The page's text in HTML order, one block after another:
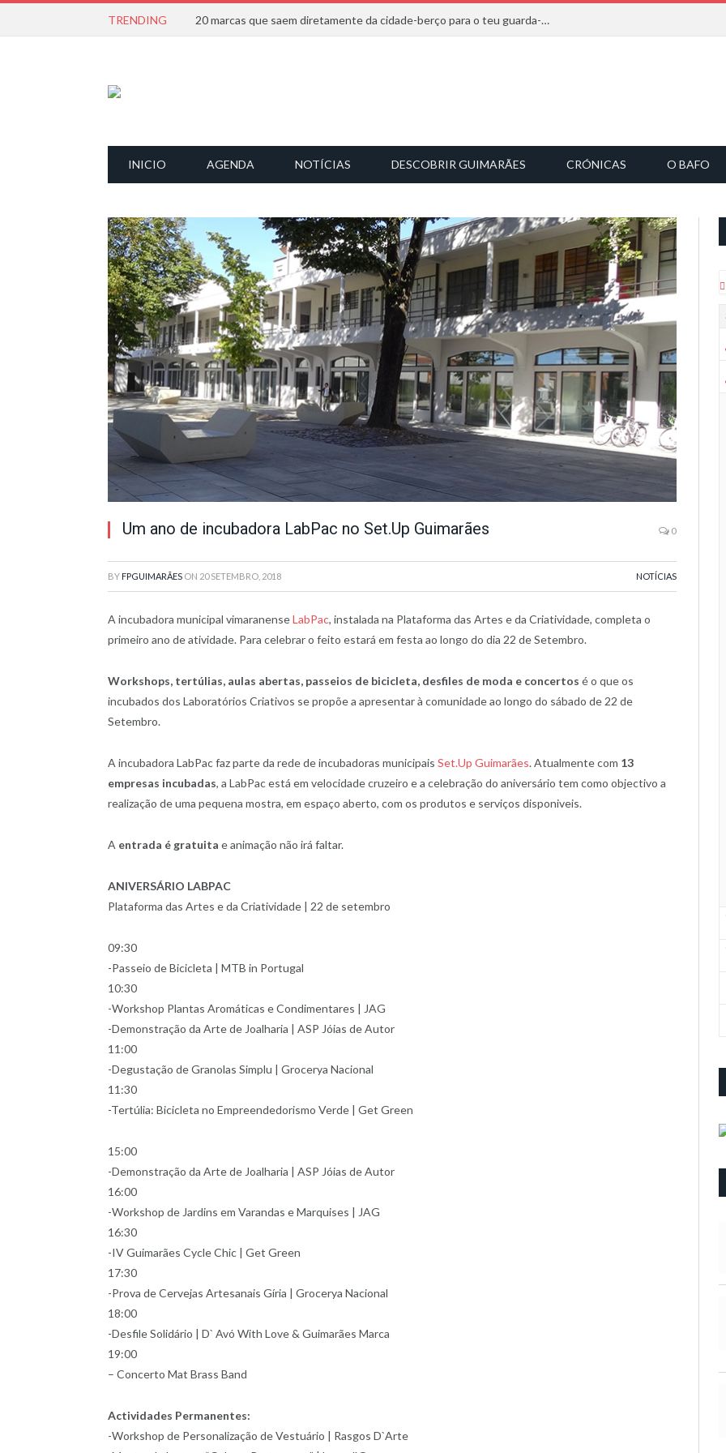
TRENDING 20 marcas que saem diretamente da cidade-berço para o teu guarda-roupa
INICIO AGENDA NOTÍCIAS DESCOBRIR GUIMARÃES CRÓNICAS O BAFO
Um ano de incubadora LabPac no Set.Up Guimarães 0
BY FPGUIMARÃES ON 20 SETEMBRO, 2018 NOTÍCIAS
A incubadora municipal vimaranenseLabPac, instalada na Plataforma das Artes e da Criatividade, completa o
primeiro ano de atividade. Para celebrar o feito estará em festa ao longo do dia 22 de Setembro.
Workshops, tertúlias, aulas abertas, passeios de bicicleta, desfiles de moda e concertos é o que os
incubados dos Laboratórios Criativos se propõe a apresentar à comunidade ao longo do sábado de 22 de
Setembro.
A incubadora LabPac faz parte da rede de incubadoras municipais Set.Up Guimarães. Atualmente com 13
empresas incubadas, a LabPac está em velocidade cruzeiro e a celebração do aniversário tem como objectivo a
realização de uma pequena mostra, em espaço aberto, com os produtos e serviços disponiveis.
A entrada é gratuita e animação não irá faltar.
ANIVERSÁRIO LABPAC
Plataforma das Artes e da Criatividade | 22 de setembro
09:30
-Passeio de Bicicleta | MTB in Portugal
10:30
-Workshop Plantas Aromáticas e Condimentares | JAG
-Demonstração da Arte de Joalharia | ASP Jóias de Autor
11:00
-Degustação de Granolas Simplu | Grocerya Nacional
11:30
-Tertúlia: Bicicleta no Empreendedorismo Verde | Get Green
15:00
-Demonstração da Arte de Joalharia | ASP Jóias de Autor
16:00
-Workshop de Jardins em Varandas e Marquises | JAG
16:30
-IV Guimarães Cycle Chic | Get Green
17:30
-Prova de Cervejas Artesanais Gíria | Grocerya Nacional
18:00
-Desfile Solidário | D` Avó With Love & Guimarães Marca
19:00
– Concerto Mat Brass Band
Actividades Permanentes:
-Workshop de Personalização de Vestuário | Rasgos D`Arte